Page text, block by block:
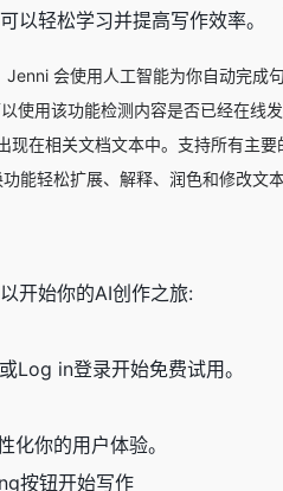
以轻松学习并提高写作效率。
会使用人工智能为你自动完成
使用该功能检测内容是否已经在线发
现在相关文档文本中。支持所有主
能轻松扩展、解释、润色和修改文本
开始你的AI创作之旅:
in登录开始免费试用。
你的用户体验。
按钮开始写作